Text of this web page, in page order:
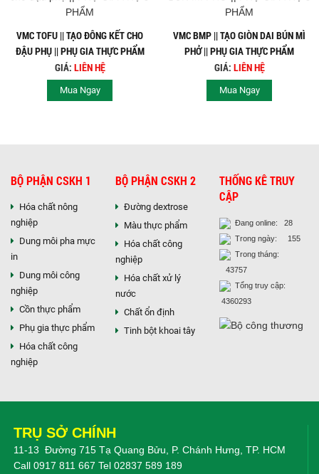
VMC TOFU || TẠO ĐÔNG KẾT CHO
ĐẬU PHỤ || PHỤ GIA THỰC PHẨM
GIÁ: LIÊN HỆ
Mua Ngay
VMC BMP || TẠO GIÒN DAI BÚN MÌ
PHỞ || PHỤ GIA THỰC PHẨM
GIÁ: LIÊN HỆ
Mua Ngay
BỘ PHẬN CSKH 1
Hóa chất nông
nghiệp
Dung môi pha mực
in
Dung môi công
nghiệp
Cồn thực phẩm
Phụ gia thực phẩm
Hóa chất công
nghiệp
BỘ PHẬN CSKH 2
Đường dextrose
Màu thực phẩm
Hóa chất công
nghiệp
Hóa chất xử lý
nước
Chất ổn định
Tinh bột khoai tây
THỐNG KÊ TRUY
CẬP
Đang online: 28
Trong ngày: 155
Trong tháng:
43757
Tổng truy cập:
4360293
TRỤ SỞ CHÍNH
11-13 Đường 715 Tạ Quang Bửu, P. Chánh Hưng, TP. HCM
Call 0917 811 667 Tel 02837 589 189